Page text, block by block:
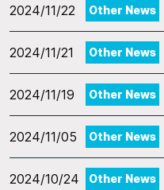
2024/11/22 Other News
2024/11/21 Other News
2024/11/19 Other News
2024/11/05 Other News
2024/10/24 Other News